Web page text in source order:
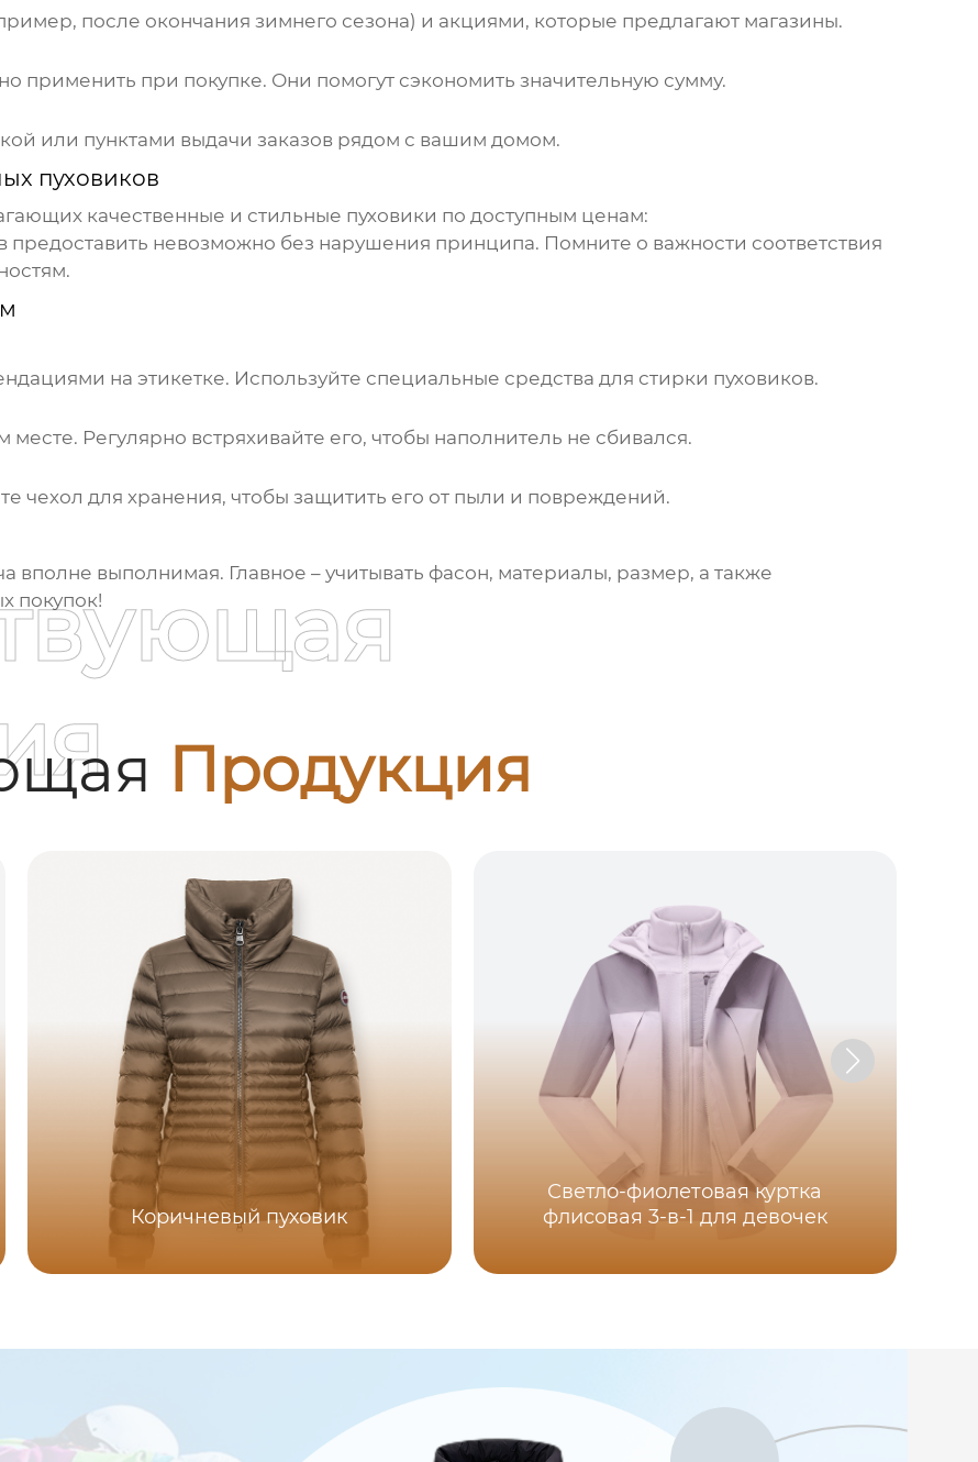
после окончания зимнего сезона) и акциями, которые предлагают магазины.
при покупке. Они помогут сэкономить значительную сумму.
или пунктами выдачи заказов рядом с вашим домом.
пуховиков
качественные и стильные пуховики по доступным ценам:
невозможно без нарушения принципа. Помните о важности соответствия
на этикетке. Используйте специальные средства для стирки пуховиков.
Регулярно встряхивайте его, чтобы наполнитель не сбивался.
чехол для хранения, чтобы защитить его от пыли и повреждений.
вполне выполнимая. Главное – учитывать фасон, материалы, размер, а также
покупок!
Продукция
Коричневый пуховик
Светло-фиолетовая куртка
флисовая 3-в-1 для девочек